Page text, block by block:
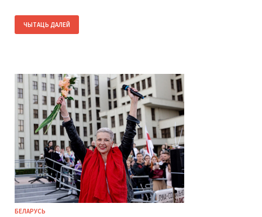
ЧЫТАЦЬ ДАЛЕЙ
БЕЛАРУСЬ